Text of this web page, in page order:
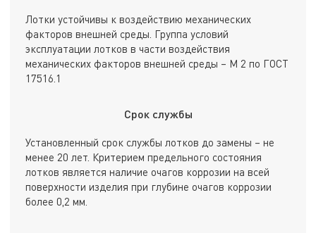
Лотки устойчивы к воздействию механических
факторов внешней среды. Группа условий
эксплуатации лотков в части воздействия
механических факторов внешней среды – М 2 по ГОСТ
17516.1
Срок службы
Установленный срок службы лотков до замены – не
менее 20 лет. Критерием предельного состояния
лотков является наличие очагов коррозии на всей
поверхности изделия при глубине очагов коррозии
более 0,2 мм.